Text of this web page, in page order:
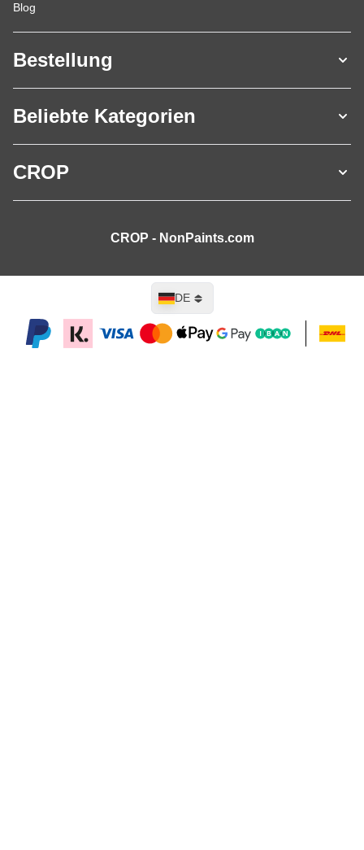
Blog
Bestellung
Beliebte Kategorien
CROP
CROP - NonPaints.com
Sprache
DE